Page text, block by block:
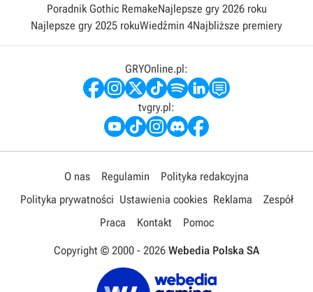
Poradnik Gothic RemakeNajlepsze gry 2026 roku
Najlepsze gry 2025 rokuWiedźmin 4Najbliższe premiery
GRYOnline.pl:
tvgry.pl:
O nas Regulamin
Polityka redakcyjna
Polityka prywatności Ustawienia cookies Reklama
Zespół
Praca
Kontakt Pomoc
Copyright © 2000 - 2026 Webedia Polska SA